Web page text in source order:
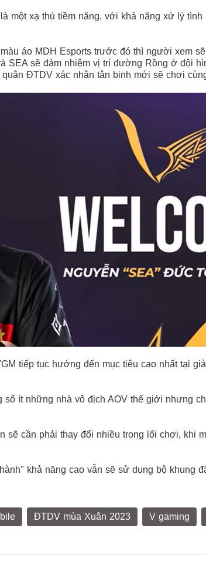
một xạ thủ tiềm năng, với khả năng xử lý tình
áo MDH Esports trước đó thì người xem
SEA sẽ đảm nhiệm vị trí đường Rồng ở đội
ĐTDV xác nhận tân binh mới sẽ chơi
tiếp tục hướng đến mục tiêu cao nhất tại
số ít những nhà vô địch AOV thế giới nhưng
sẽ cần phải thay đổi nhiều trong lối chơi, khi
khả năng cao vẫn sẽ sử dụng bộ khung
ĐTDV mùa Xuân 2023 V gaming